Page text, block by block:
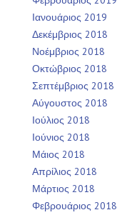
Ιανουάριος 2019
Δεκέμβριος 2018
Νοέμβριος 2018
Οκτώβριος 2018
Σεπτέμβριος 2018
Αύγουστος 2018
Ιούλιος 2018
Ιούνιος 2018
Μάιος 2018
Απρίλιος 2018
Μάρτιος 2018
Φεβρουάριος 2018